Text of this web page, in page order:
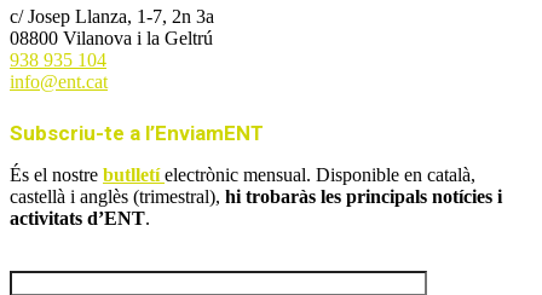
c/ Josep Llanza, 1-7, 2n 3a
08800 Vilanova i la Geltrú
938 935 104
info@ent.cat
Subscriu-te a l’EnviamENT
És el nostre butlletí electrònic mensual. Disponible en català,
castellà i anglès (trimestral), hi trobaràs les principals notícies i
activitats d’ENT.